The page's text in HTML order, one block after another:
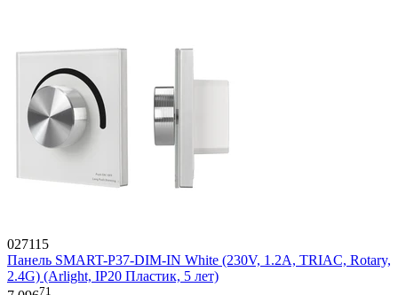
027115
Панель SMART-P37-DIM-IN White (230V, 1.2A, TRIAC, Rotary,
2.4G) (Arlight, IP20 Пластик, 5 лет)
71